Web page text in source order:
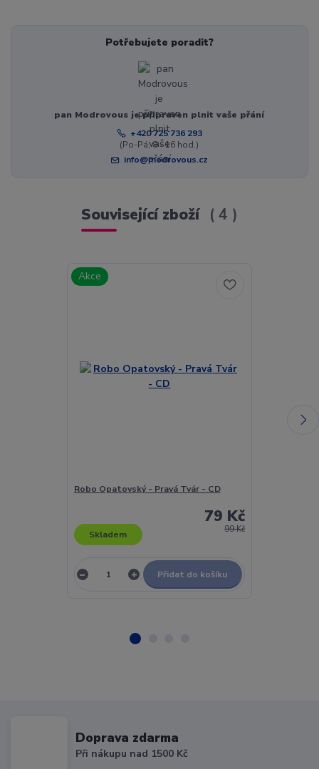
Potřebujete poradit?
pan Modrovous je připraven plnit vaše přání
+420 725 736 293
(Po-Pá, 8 - 16 hod.)
info@modrovous.cz
Související zboží 4
Akce
Robo Opatovský - Pravá Tvár - CD
99 Kč
79 Kč
Skladem
Přidat do košíku
Doprava zdarma
Při nákupu nad 1500 Kč